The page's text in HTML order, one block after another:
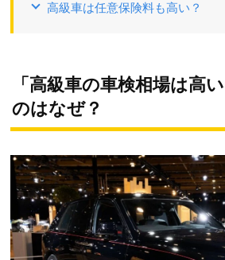
高級車は任意保険料も高い？
「高級車の車検相場は高
のはなぜ？